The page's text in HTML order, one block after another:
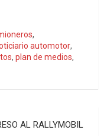
,
automotor,
, plan de medios,
AL RALLYMOBIL